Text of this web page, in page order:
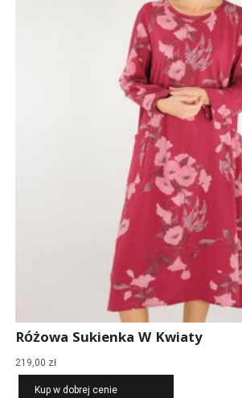
Różowa Sukienka W Kwiaty
219,00 zł
Kup w dobrej cenie